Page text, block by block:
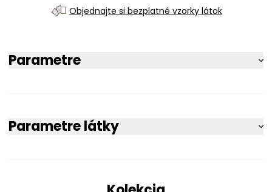
Objednajte si bezplatné vzorky látok
Parametre
Parametre látky